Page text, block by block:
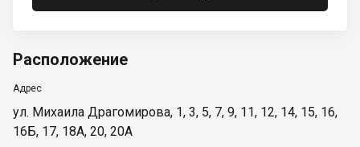
Расположение
Адрес
ул. Михаила Драгомирова, 1, 3, 5, 7, 9, 11, 12, 14, 15, 16,
16Б, 17, 18А, 20, 20А